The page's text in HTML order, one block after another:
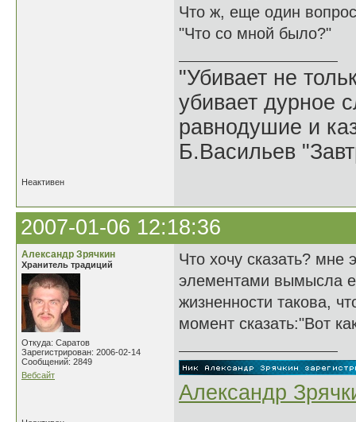
Что ж, еще один
"Что со мной было?"
"Убивает не
убивает дурное
равнодушие и
Б.Васильев
Неактивен
2007-01-06 12:18:36
Александр Зрячкин
Хранитель традиций
Откуда: Саратов
Зарегистрирован: 2006-02-14
Сообщений: 2849
Вебсайт
Что хочу сказать? мне
элементами вымысла
жизненности такова,
момент сказать:"Вот
Александр